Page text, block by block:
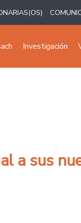
Investigación
a sus